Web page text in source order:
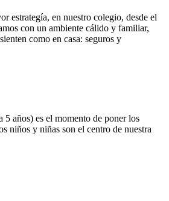
estrategía, en nuestro colegio, desde el
con un ambiente cálido y familiar,
como en casa: seguros y
años) es el momento de poner los
niños y niñas son el centro de nuestra